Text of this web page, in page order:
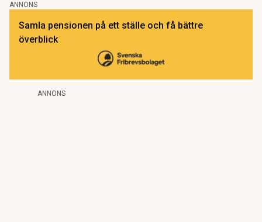
ANNONS
Samla pensionen på ett ställe och få bättre
överblick
ANNONS